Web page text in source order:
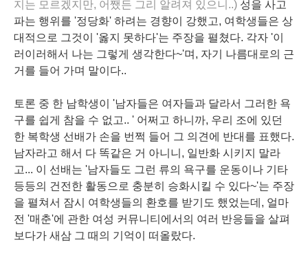
지는 모르겠지만, 어쨌든 그리 알려져 있으니..) 성을 사고
파는 행위를 '정당화' 하려는 경향이 강했고, 여학생들은 상
대적으로 그것이 '옳지 못하다'는 주장을 펼쳤다. 각자 '이
러이러해서 나는 그렇게 생각한다~'며, 자기 나름대로의 근
거를 들어 가며 말이다..
토론 중 한 남학생이 '남자들은 여자들과 달라서 그러한 욕
구를 쉽게 참을 수 없고.. ' 어쩌고 하니까, 우리 조에 있던
한 복학생 선배가 손을 번쩍 들어 그 의견에 반대를 표했다.
남자라고 해서 다 똑같은 거 아니니, 일반화 시키지 말라
고... 이 선배는 '남자들도 그런 류의 욕구를 운동이나 기타
등등의 건전한 활동으로 충분히 승화시킬 수 있다~'는 주장
을 펼쳐서 잠시 여학생들의 환호를 받기도 했었는데, 얼마
전 '매춘'에 관한 여성 커뮤니티에서의 여러 반응들을 살펴
보다가 새삼 그 때의 기억이 떠올랐다.